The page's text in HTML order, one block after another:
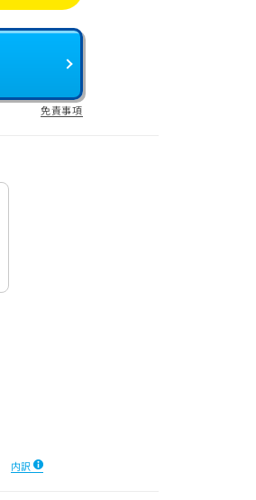
免責事項
内訳